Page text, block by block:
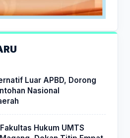
Luar APBD, Dorong
Nasional
Hukum UMTS